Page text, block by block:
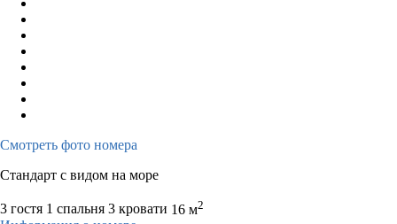
Смотреть фото номера
Стандарт с видом на море
3 гостя 1 спальня 3 кровати 16 м2